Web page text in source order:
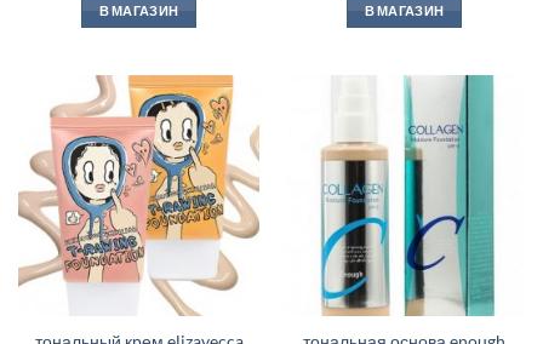
В МАГАЗИН В МАГАЗИН